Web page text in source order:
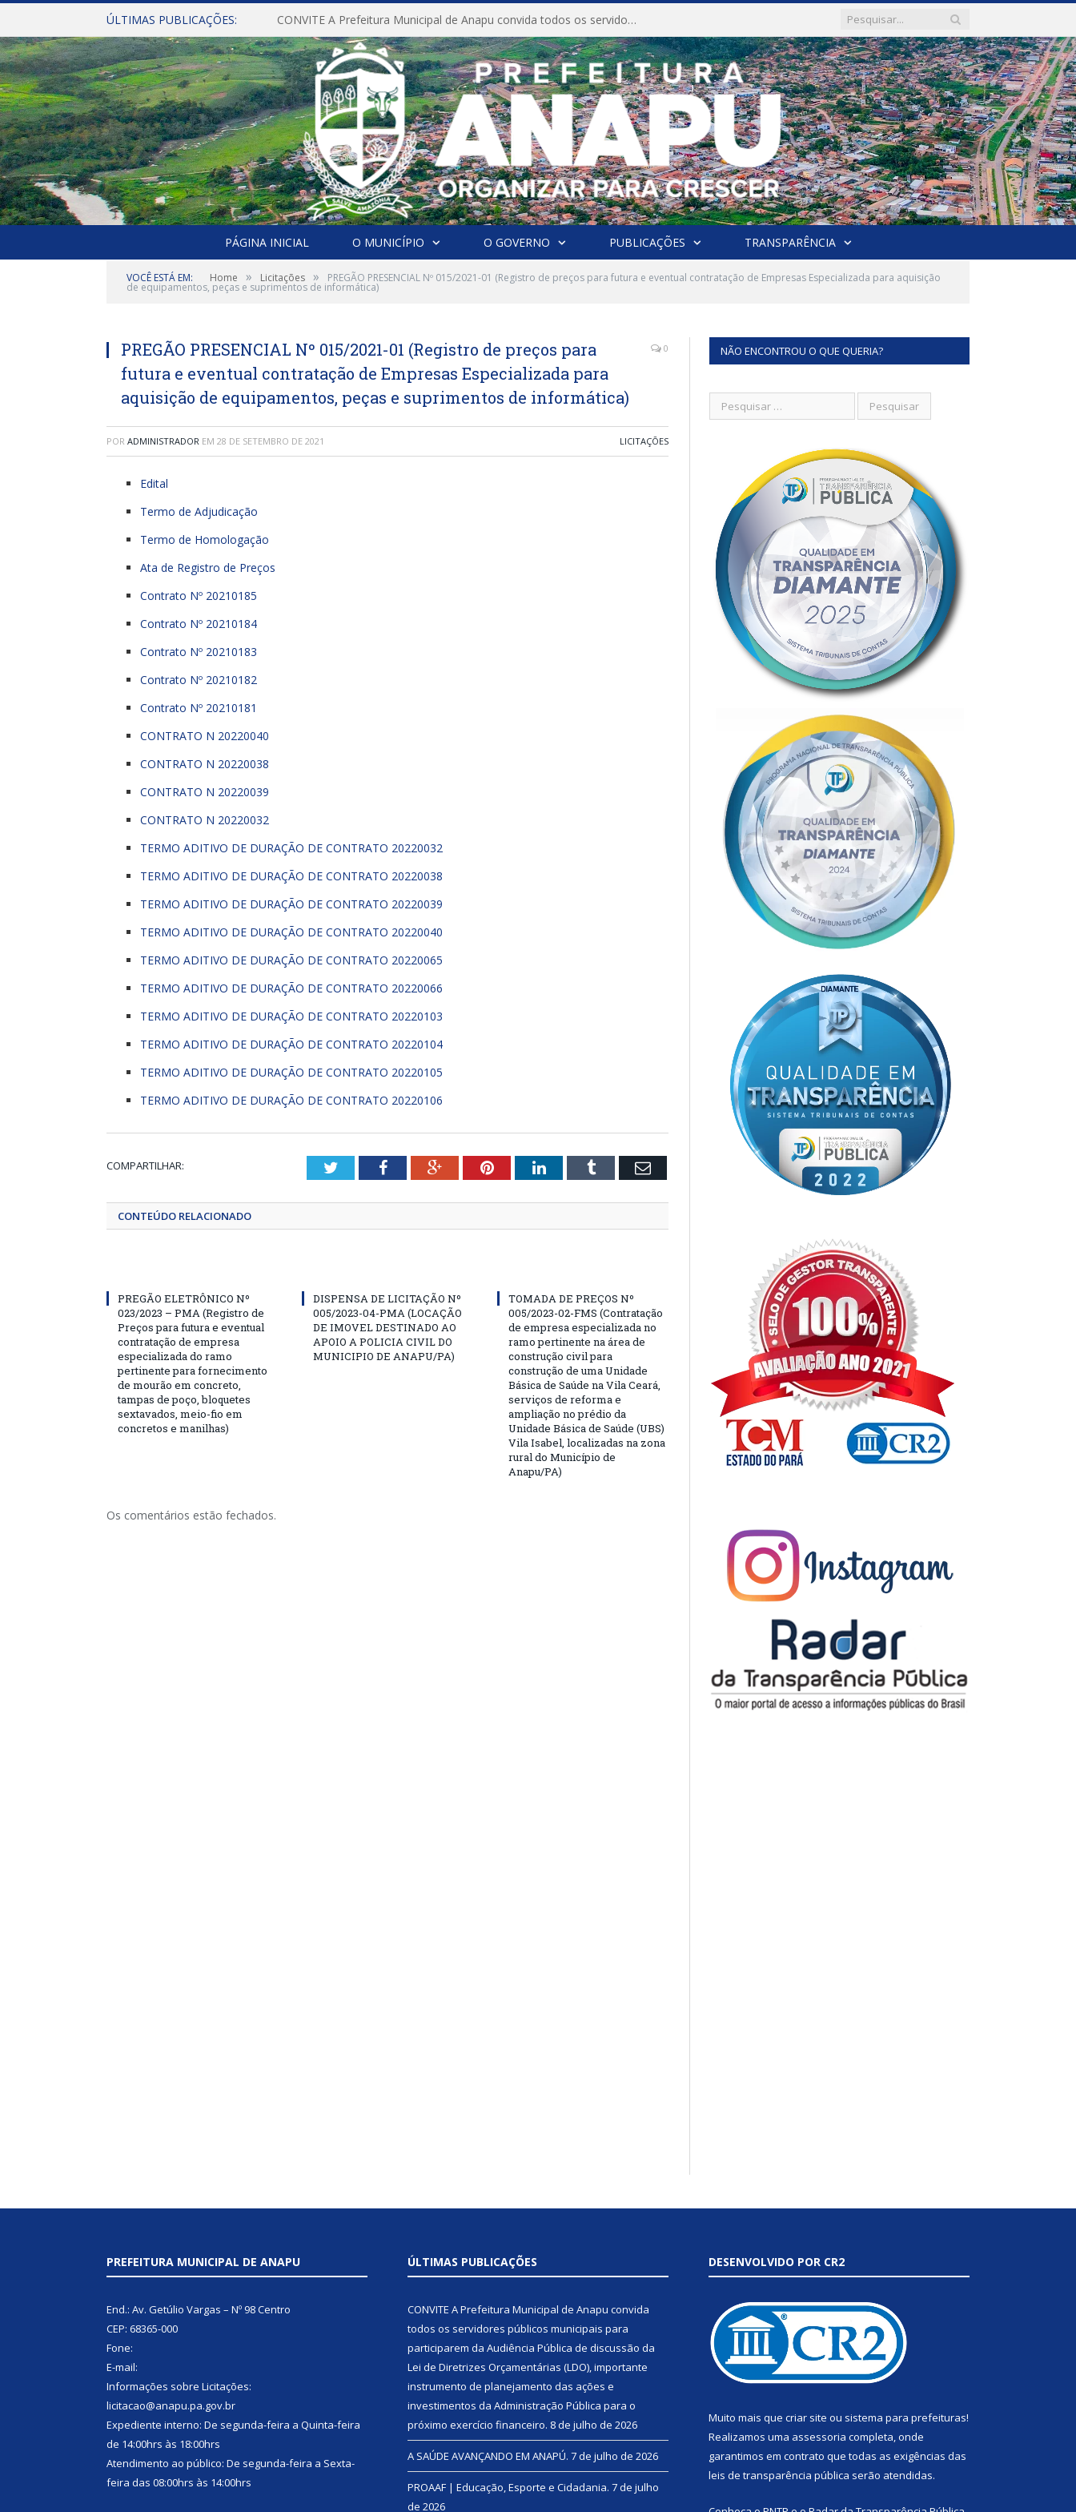
ÚLTIMAS PUBLICAÇÕES: CONVITE A Prefeitura Municipal de Anapu convida todos os servidores públicos municipais para participarem da Audiência Pública de discussão da Lei de Diretrizes Orçamentárias (LDO), importante instrumento de planejamento das ações e investimentos da Administração Pública para o próximo exercício financeiro.
PÁGINA INICIAL O MUNICÍPIO O GOVERNO PUBLICAÇÕES TRANSPARÊNCIA
VOCÊ ESTÁ EM: Home » Licitações » PREGÃO PRESENCIAL Nº 015/2021-01 (Registro de preços para futura e eventual contratação de Empresas Especializada para aquisição
de equipamentos, peças e suprimentos de informática)
PREGÃO PRESENCIAL Nº 015/2021-01 (Registro de preços para
futura e eventual contratação de Empresas Especializada para
aquisição de equipamentos, peças e suprimentos de informática)
0
POR ADMINISTRADOR EM 28 DE SETEMBRO DE 2021 LICITAÇÕES
Edital
Termo de Adjudicação
Termo de Homologação
Ata de Registro de Preços
Contrato Nº 20210185
Contrato Nº 20210184
Contrato Nº 20210183
Contrato Nº 20210182
Contrato Nº 20210181
CONTRATO N 20220040
CONTRATO N 20220038
CONTRATO N 20220039
CONTRATO N 20220032
TERMO ADITIVO DE DURAÇÃO DE CONTRATO 20220032
TERMO ADITIVO DE DURAÇÃO DE CONTRATO 20220038
TERMO ADITIVO DE DURAÇÃO DE CONTRATO 20220039
TERMO ADITIVO DE DURAÇÃO DE CONTRATO 20220040
TERMO ADITIVO DE DURAÇÃO DE CONTRATO 20220065
TERMO ADITIVO DE DURAÇÃO DE CONTRATO 20220066
TERMO ADITIVO DE DURAÇÃO DE CONTRATO 20220103
TERMO ADITIVO DE DURAÇÃO DE CONTRATO 20220104
TERMO ADITIVO DE DURAÇÃO DE CONTRATO 20220105
TERMO ADITIVO DE DURAÇÃO DE CONTRATO 20220106
COMPARTILHAR: TwitterFacebookGoogle+PinterestLinkedInTumblr Email
CONTEÚDO RELACIONADO
PREGÃO ELETRÔNICO Nº
023/2023 – PMA (Registro de
Preços para futura e eventual
contratação de empresa
especializada do ramo
pertinente para fornecimento
de mourão em concreto,
tampas de poço, bloquetes
sextavados, meio-fio em
concretos e manilhas)
DISPENSA DE LICITAÇÃO Nº
005/2023-04-PMA (LOCAÇÃO
DE IMOVEL DESTINADO AO
APOIO A POLICIA CIVIL DO
MUNICIPIO DE ANAPU/PA)
TOMADA DE PREÇOS Nº
005/2023-02-FMS (Contratação
de empresa especializada no
ramo pertinente na área de
construção civil para
construção de uma Unidade
Básica de Saúde na Vila Ceará,
serviços de reforma e
ampliação no prédio da
Unidade Básica de Saúde (UBS)
Vila Isabel, localizadas na zona
rural do Município de
Anapu/PA)
Os comentários estão fechados.
NÃO ENCONTROU O QUE QUERIA?
PREFEITURA MUNICIPAL DE ANAPU
End.: Av. Getúlio Vargas – Nº 98 Centro
CEP: 68365-000
Fone:
E-mail:
Informações sobre Licitações:
licitacao@anapu.pa.gov.br
Expediente interno: De segunda-feira a Quinta-feira
de 14:00hrs às 18:00hrs
Atendimento ao público: De segunda-feira a Sexta-
feira das 08:00hrs às 14:00hrs
ÚLTIMAS PUBLICAÇÕES
CONVITE A Prefeitura Municipal de Anapu convida
todos os servidores públicos municipais para
participarem da Audiência Pública de discussão da
Lei de Diretrizes Orçamentárias (LDO), importante
instrumento de planejamento das ações e
investimentos da Administração Pública para o
próximo exercício financeiro. 8 de julho de 2026
A SAÚDE AVANÇANDO EM ANAPÚ. 7 de julho de 2026
PROAAF | Educação, Esporte e Cidadania. 7 de julho
de 2026
DESENVOLVIDO POR CR2
Muito mais que criar site ou sistema para prefeituras!
Realizamos uma assessoria completa, onde
garantimos em contrato que todas as exigências das
leis de transparência pública serão atendidas.